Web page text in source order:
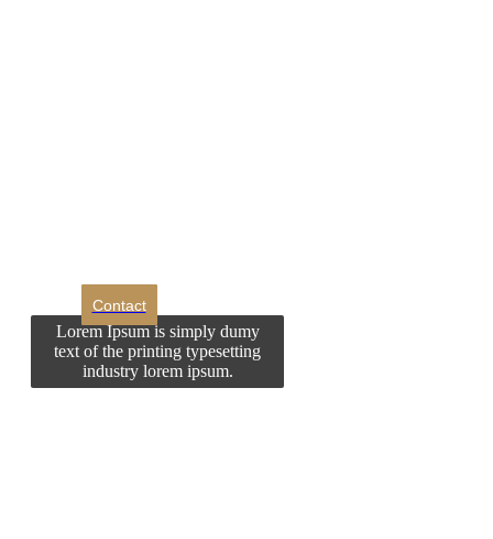
Contact
Lorem Ipsum is simply dumy
text of the printing typesetting
industry lorem ipsum.